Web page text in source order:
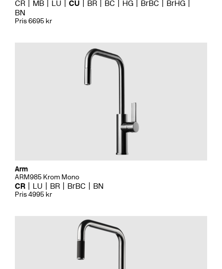
CR MB LU CU BR BC HG BrBC
BrHG
BN
Pris 6695 kr
Arm
ARM985 Krom Mono
CR LU BR BrBC BN
Pris 4995 kr